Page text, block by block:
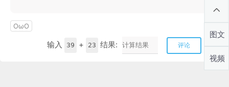
OωO
输入 39 + 23 结果: 评论
图文
视频